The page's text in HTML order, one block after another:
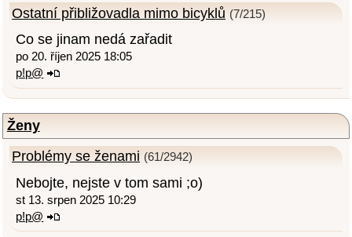
Ostatní přibližovadla mimo bicyklů (7/215)
Co se jinam nedá zařadit
po 20. říjen 2025 18:05
p!p@
Ženy
Problémy se ženami (61/2942)
Nebojte, nejste v tom sami ;o)
st 13. srpen 2025 10:29
p!p@